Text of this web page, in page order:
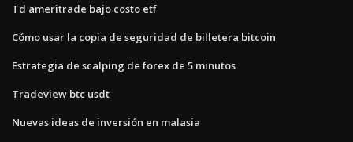
Td ameritrade bajo costo etf
Cómo usar la copia de seguridad de billetera bitcoin
Estrategia de scalping de forex de 5 minutos
Tradeview btc usdt
Nuevas ideas de inversión en malasia